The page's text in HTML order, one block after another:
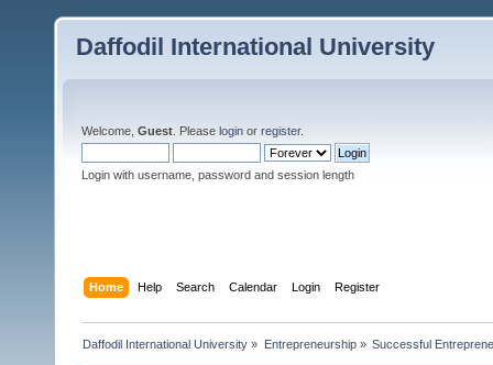
Daffodil International University
Welcome, Guest . Please login or register.
Login with username, password and session length
Home Help Search Calendar Login Register
Daffodil International University » Entrepreneurship» Successful